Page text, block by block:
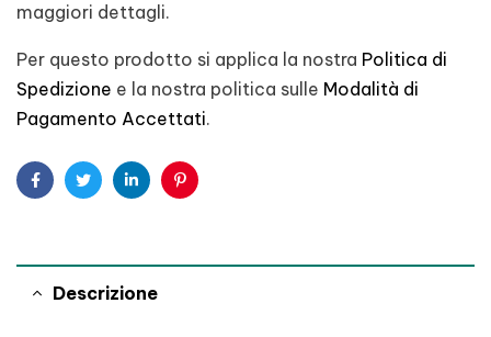
maggiori dettagli.
Per questo prodotto si applica la nostra Politica di
Spedizione e la nostra politica sulle Modalità di
Pagamento Accettati.
FacebookTwitterLinkedinPinterest
Descrizione